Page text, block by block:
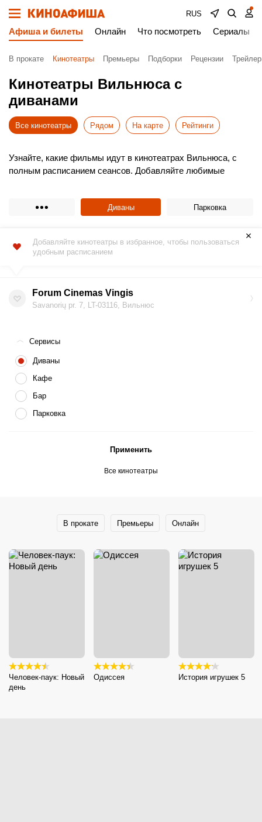
RUS
Афиша и билеты Онлайн Что посмотреть Сериалы
В прокате Кинотеатры Премьеры Подборки Рецензии
Кинотеатры Вильнюса с
диванами
Все кинотеатры Рядом На карте Рейтинги
Узнайте, какие фильмы идут в кинотеатрах Вильнюса, с
полным расписанием сеансов. Добавляйте любимые
Выбирайте новинки проката, удобное время и покупайте
билеты в кино онлайн без очередей. Это просто, быстро и
Приятного просмотра!
Диваны Парковка
Добавляйте кинотеатры в избранное, чтобы пользоваться
удобным расписанием
Forum Cinemas Vingis
Savanorių pr. 7, LT-03116, Вильнюс
Сервисы
Диваны
Кафе
Бар
Парковка
Применить
Все кинотеатры
В прокате Премьеры Онлайн
Человек-паук: Новый
день
Одиссея История игрушек 5